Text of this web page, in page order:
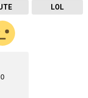
LOL
0